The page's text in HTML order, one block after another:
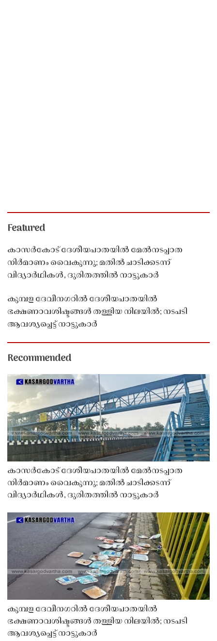
Featured
കാസർകോട് ദേശീയപാതയിൽ മേൽനടപ്പാത
നിർമാണം വൈകുന്നു; മതിൽ ചാടിക്കടന്ന്
വിദ്യാർഥികൾ, ദുരിതത്തിൽ നാട്ടുകാർ
കുമ്പള ദേവീനഗറിൽ ദേശീയപാതയിൽ
ഭക്ഷണാവശിഷ്ടങ്ങൾ തള്ളിയ നിലയിൽ; നടപടി
ആവശ്യപ്പെട്ട് നാട്ടുകാർ
Recommended
കാസർകോട് ദേശീയപാതയിൽ മേൽനടപ്പാത
നിർമാണം വൈകുന്നു; മതിൽ ചാടിക്കടന്ന്
വിദ്യാർഥികൾ, ദുരിതത്തിൽ നാട്ടുകാർ
കുമ്പള ദേവീനഗറിൽ ദേശീയപാതയിൽ
ഭക്ഷണാവശിഷ്ടങ്ങൾ തള്ളിയ നിലയിൽ; നടപടി
ആവശ്യപ്പെട്ട് നാട്ടുകാർ